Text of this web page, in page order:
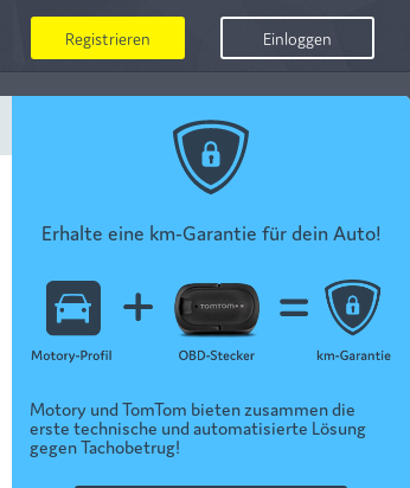
Registrieren Einloggen
Erhalte eine km-Garantie für dein Auto!
Motory und TomTom bieten zusammen die
erste technische und automatisierte Lösung
gegen Tachobetrug!